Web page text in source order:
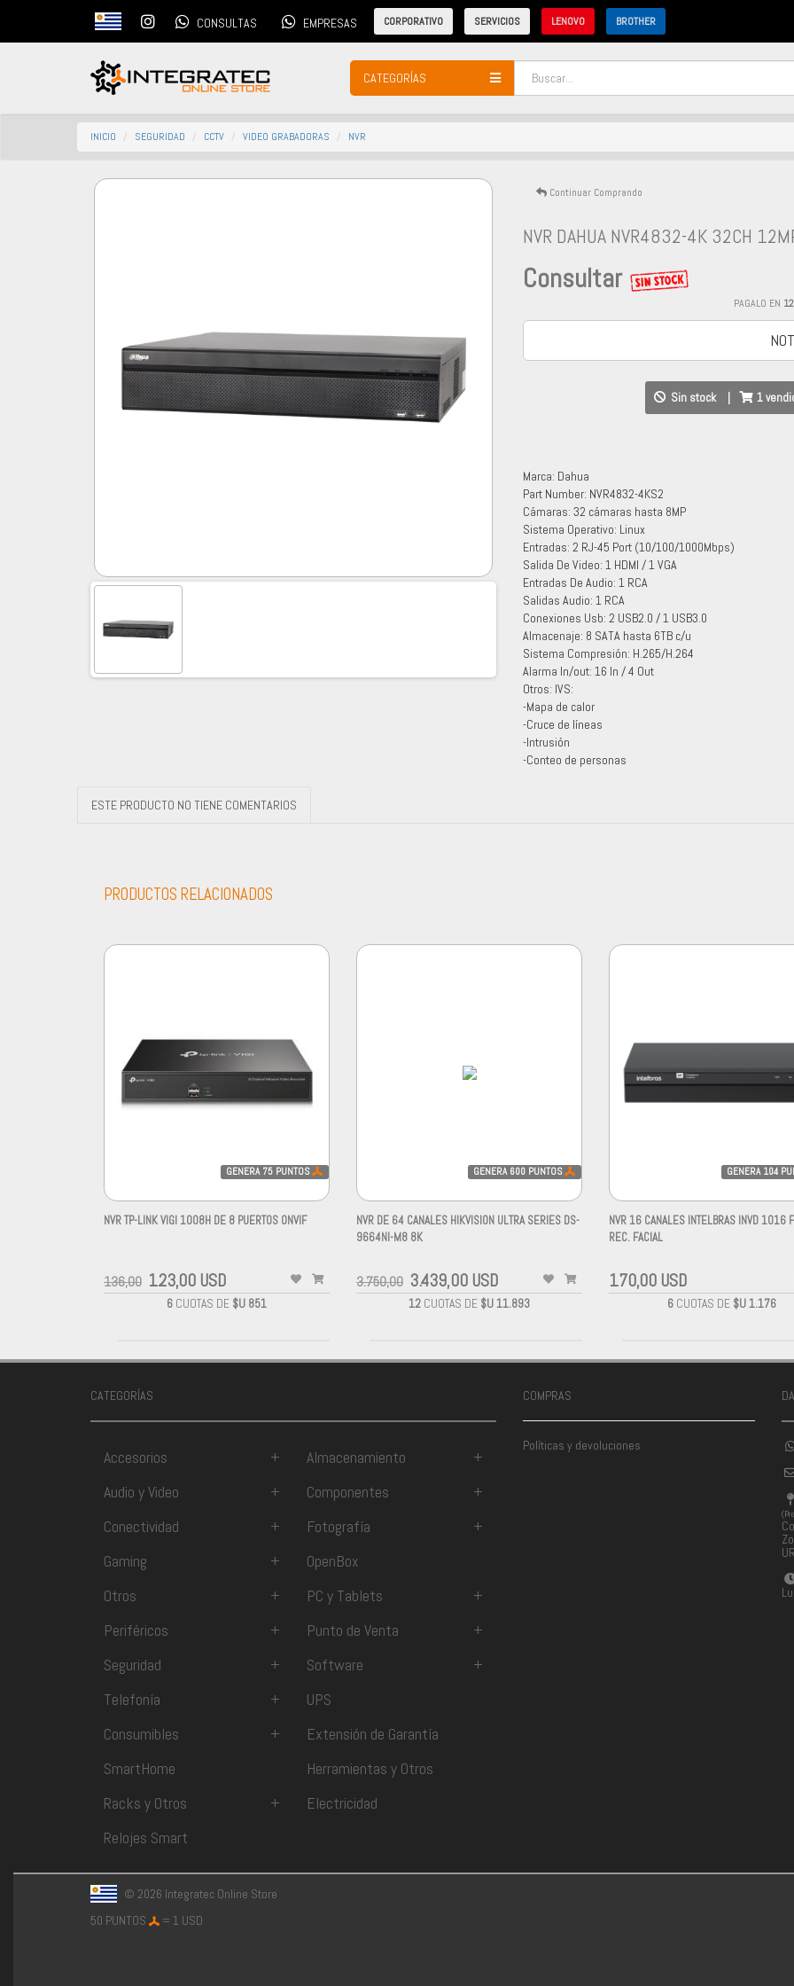
CONSULTAS EMPRESAS CORPORATIVO SERVICIOS LENOVO BROTHER
CATEGORÍAS
INICIO SEGURIDAD CCTV VIDEO GRABADORAS NVR
Continuar Comprando
NVR DAHUA NVR4832-4K 32CH
Consultar
PAGALO EN 12
Sin stock 1
Marca: Dahua
Part Number: NVR4832-4KS2
Cámaras: 32 cámaras hasta 8MP
Sistema Operativo: Linux
Entradas: 2 RJ-45 Port (10/100/1000Mbps)
Salida De Video: 1 HDMI / 1 VGA
Entradas De Audio: 1 RCA
Salidas Audio: 1 RCA
Conexiones Usb: 2 USB2.0 / 1 USB3.0
Almacenaje: 8 SATA hasta 6TB c/u
Sistema Compresión: H.265/H.264
Alarma In/out: 16 In / 4 Out
Otros: IVS:
-Mapa de calor
-Cruce de líneas
-Intrusión
-Conteo de personas
ESTE PRODUCTO NO TIENE COMENTARIOS
PRODUCTOS RELACIONADOS
GENERA 75 PUNTOS
NVR TP-LINK VIGI 1008H DE 8 PUERTOS ONVIF
136,00 123,00 USD
6 CUOTAS DE $U 851
GENERA 600 PUNTOS
NVR DE 64 CANALES HIKVISION ULTRA SERIES DS-
9664NI-M8 8K
3.750,00 3.439,00 USD
12 CUOTAS DE $U 11.893
GENERA 104
NVR 16 CANALES INTELBRAS INVD 1016
REC. FACIAL
170,00 USD
6 CUOTAS DE $U 1.176
CATEGORÍAS
Accesorios + Almacenamiento
+
Audio y Video
+ Componentes
+
Conectividad
+ Fotografía
+
Gaming
+
OpenBox
Otros
+ PC y Tablets
+
Periféricos
+ Punto de Venta
+
Seguridad
+ Software
+
Telefonía
+
UPS
Consumibles
+
Extensión de Garantía
SmartHome
Herramientas y Otros
Racks y Otros
+
Electricidad
Relojes Smart
COMPRAS
Políticas y devoluciones
© 2026 Integratec Online Store
50 PUNTOS
= 1 USD